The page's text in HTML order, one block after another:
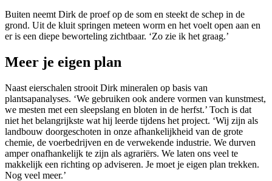
Buiten neemt Dirk de proef op de som en steekt de schep in de
grond. Uit de kluit springen meteen worm en het voelt open aan en
er is een diepe beworteling zichtbaar. ‘Zo zie ik het graag.’
Meer je eigen plan
Naast eierschalen strooit Dirk mineralen op basis van
plantsapanalyses. ‘We gebruiken ook andere vormen van kunstmest,
we mesten met een sleepslang en bloten in de herfst.’ Toch is dat
niet het belangrijkste wat hij leerde tijdens het project. ‘Wij zijn als
landbouw doorgeschoten in onze afhankelijkheid van de grote
chemie, de voerbedrijven en de verwekende industrie. We durven
amper onafhankelijk te zijn als agrariërs. We laten ons veel te
makkelijk een richting op adviseren. Je moet je eigen plan trekken.
Nog veel meer.’